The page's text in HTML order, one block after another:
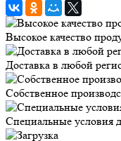
Высокое качество
Доставка в любой
Собственное
Специальные условия